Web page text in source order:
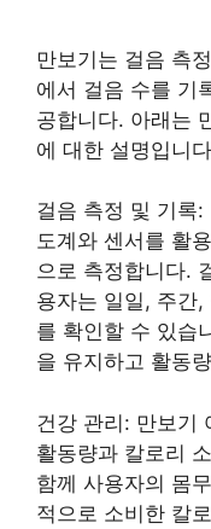
만보기는 걸음 측
에서 걸음 수를 기
공합니다. 아래는
에 대한 설명입니
걸음 측정 및 기록
도계와 센서를 활
으로 측정합니다.
용자는 일일, 주간
를 확인할 수 있습
을 유지하고 활동
건강 관리: 만보기
활동량과 칼로리
함께 사용자의 몸
적으로 소비한 칼